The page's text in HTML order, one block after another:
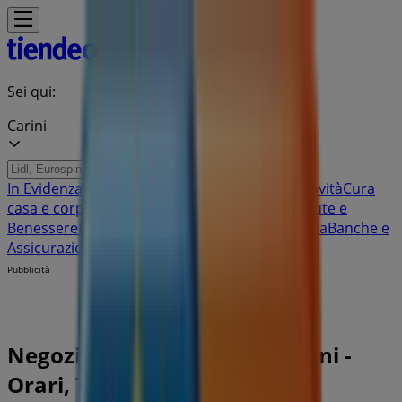
Sei qui:
Carini
In Evidenza NovitàCura
casa e corpo
Salute e
Benessere
Sport e ModaBanche e
Assicurazioni
Pubblicità
Negozi Eurospin Viaggi a Carini -
Orari, Telefono e Indirizzi